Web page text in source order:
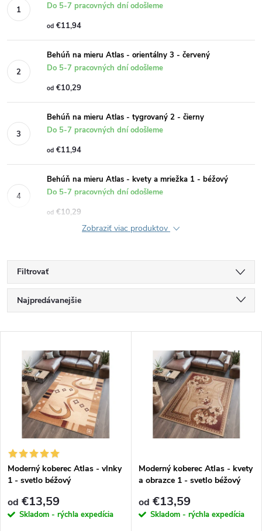
Do 5-7 pracovných dní odošleme
od €11,94
Behúň na mieru Atlas - orientálny 3 - červený
Do 5-7 pracovných dní odošleme
od €10,29
Behúň na mieru Atlas - tygrovaný 2 - čierny
Do 5-7 pracovných dní odošleme
od €11,94
Behúň na mieru Atlas - kvety a mriežka 1 - béžový
Do 5-7 pracovných dní odošleme
od €10,29
Zobraziť viac produktov
Filtrovať
R
a
i
e
p
Najpredávanejšie
Abecedne
V
s
p
r
Moderný koberec Atlas - vlnky
1 - svetlo béžový
od €13,59
Skladom - rýchla expedícia
Moderný koberec Atlas - kvety
a obrazce 1 - svetlo béžový
od €13,59
Skladom - rýchla expedícia